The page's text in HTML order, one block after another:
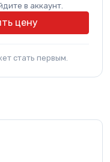
в аккаунт.
цену
стать первым.